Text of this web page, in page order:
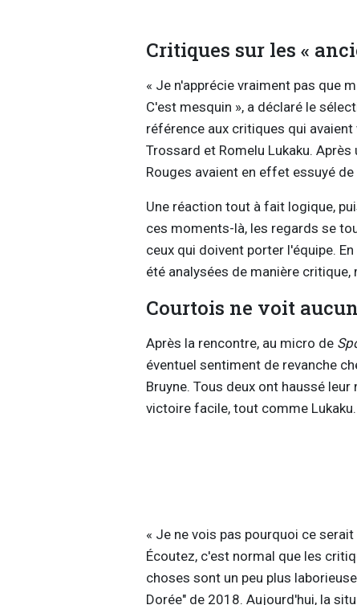
Critiques sur les «
« Je n'apprécie vraiment pas que
C'est mesquin », a déclaré le
référence aux critiques qui
Trossard et Romelu Lukaku.
Rouges avaient en effet essuyé
Une réaction tout à fait logique,
ces moments-là, les regards se
ceux qui doivent porter l'équipe.
été analysées de manière
Courtois ne voit
Après la rencontre, au micro de
éventuel sentiment de revanche
Bruyne. Tous deux ont haussé
victoire facile, tout comme Lukaku.
« Je ne vois pas pourquoi ce
Écoutez, c'est normal que les
choses sont un peu plus
Dorée" de 2018. Aujourd'hui, la